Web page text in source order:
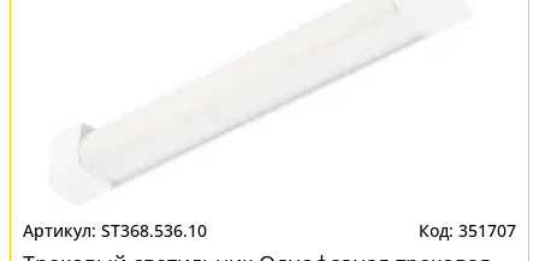
ST368.536.10 351707